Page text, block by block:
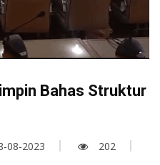
Bahas Struktur
08-2023
202